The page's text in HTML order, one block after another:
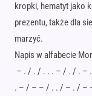
kropki, hematyt jako
prezentu, także dla
marzyć.
Napis w alfabecie
– . / . / . . . – / . /
. – / – – / . . / – . / –